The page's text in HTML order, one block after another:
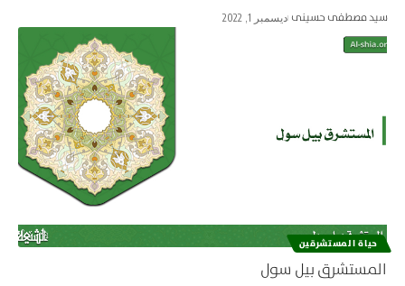
سید مصطفی حسینی ديسمبر 1, 2022
حياة المستشرقین
المستشرق بيل سول